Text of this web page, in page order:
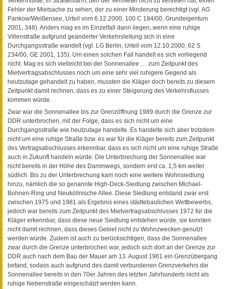
Fehler der Mietsache zu sehen, der zu einer Minderung berechtigt (vgl. AG
Pankow/Weißensee, Urteil vom 6.12.2000, 100 C 184/00, Grundeigentum
2001, 348). Anders mag es im Einzelfall dann liegen, wenn eine ruhige
Villenstraße aufgrund geänderter Verkehrsleitung sich in eine
Durchgangsstraße wandelt (vgl. LG Berlin, Urteil vom 12.10.2000, 62 S
234/00, GE 2001, 135). Um einen solchen Fall handelt es sich vorliegend
nicht. Mag es sich vielleicht bei der Sonnenallee … zum Zeitpunkt des
Mietvertragsabschlusses noch um eine sehr viel ruhigere Gegend als
heutzutage gehandelt zu haben, mussten die Kläger doch bereits zu diesem
Zeitpunkt damit rechnen, dass es zu einer Steigerung des Verkehrsflusses
kommen würde.
Zwar war die Sonnenallee bis zur Grenzöffnung 1989 durch die Grenze zur
DDR unterbrochen, mit der Folge, dass es sich nicht um eine
Durchgangsstraße wie heutzutage handelte. Es handelte sich aber trotzdem
nicht um eine ruhige Straße bzw. es war für die Kläger bereits zum Zeitpunkt
des Vertragsabschlusses erkennbar, dass es sich nicht um eine ruhige Straße
auch in Zukunft handeln würde. Die Unterbrechung der Sonnenallee war
nicht bereits in der Höhe des Dammwegs, sondern erst ca. 1,5 km weiter
südlich. Bis zu der Unterbrechung kam noch eine weitere Wohnsiedlung
hinzu, nämlich die so genannte High-Deck-Siedlung zwischen Michael-
Bohnen-Ring und Neuköllnische Allee. Diese Siedlung entstand zwar erst
zwischen 1975 und 1981 als Ergebnis eines städtebaulichen Wettbewerbs,
jedoch war bereits zum Zeitpunkt des Mietvertragsabschlusses 1972 für die
Kläger erkennbar, dass diese neue Siedlung entstehen würde, sie konnten
nicht damit rechnen, dass dieses Gebiet nicht zu Wohnzwecken genutzt
werden würde. Zudem ist auch zu berücksichtigen, dass die Sonnenallee
zwar durch die Grenze unterbrochen war, jedoch sich dort an der Grenze zur
DDR auch nach dem Bau der Mauer am 13. August 1961 ein Grenzübergang
befand, sodass auch aufgrund des damit verbundenen Grenzverkehrs die
Sonnenallee bereits in den 70er Jahren des letzten Jahrhunderts nicht als
ruhige Nebenstraße eingeschätzt werden kann.